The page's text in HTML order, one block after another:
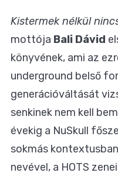
Kistermek nélkül
mottója Bali Dávid
könyvének, ami az
underground belső
generációváltását
senkinek nem kell
évekig a NuSkull
sokmás
nevével, a HOTS